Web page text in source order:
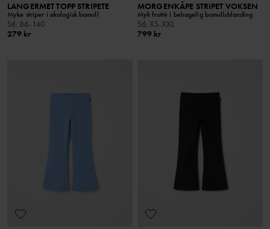
LANGERMET TOPP STRIPETE
Myke striper i økologisk bomull
Stl : 86-140
279 kr
MORGENKÅPE STRIPET VOKSEN
Myk frotté i behagelig bomullsblanding
Stl : XS-XXL
799 kr